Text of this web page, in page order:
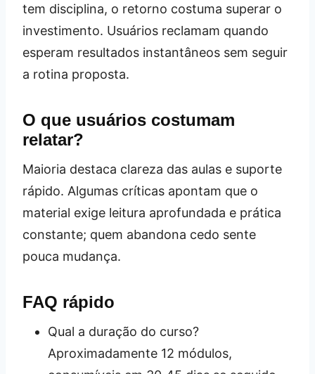
tem disciplina, o retorno costuma superar o
investimento. Usuários reclamam quando
esperam resultados instantâneos sem seguir
a rotina proposta.
O que usuários costumam
relatar?
Maioria destaca clareza das aulas e suporte
rápido. Algumas críticas apontam que o
material exige leitura aprofundada e prática
constante; quem abandona cedo sente
pouca mudança.
FAQ rápido
Qual a duração do curso?
Aproximadamente 12 módulos,